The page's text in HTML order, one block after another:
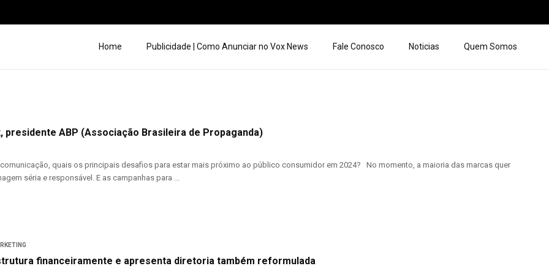
Home Publicidade | Como Anunciar no Vox News Fale Conosco Noticias Quem Somos
presidente ABP (Associação Brasileira de Propaganda)
quais os principais desafios para estar mais próximo ao público consumidor em 2024? No momento, a maioria das marcas quer
séria e responsável. E as campanhas para ...
financeiramente e apresenta diretoria também reformulada